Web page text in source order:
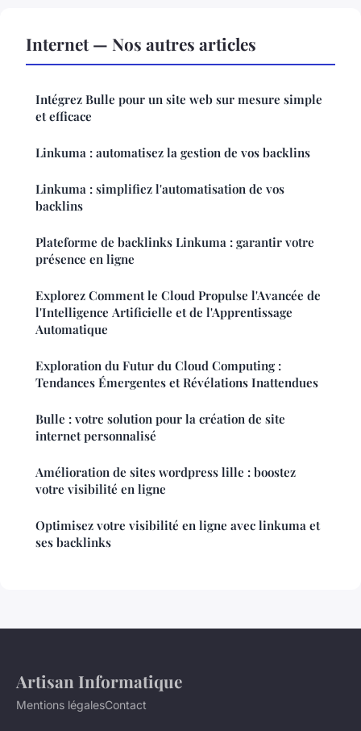
Internet — Nos autres articles
Intégrez Bulle pour un site web sur mesure simple
et efficace
Linkuma : automatisez la gestion de vos backlins
Linkuma : simplifiez l'automatisation de vos
backlins
Plateforme de backlinks Linkuma : garantir votre
présence en ligne
Explorez Comment le Cloud Propulse l'Avancée de
l'Intelligence Artificielle et de l'Apprentissage
Automatique
Exploration du Futur du Cloud Computing :
Tendances Émergentes et Révélations Inattendues
Bulle : votre solution pour la création de site
internet personnalisé
Amélioration de sites wordpress lille : boostez
votre visibilité en ligne
Optimisez votre visibilité en ligne avec linkuma et
ses backlinks
Artisan Informatique
Mentions légalesContact